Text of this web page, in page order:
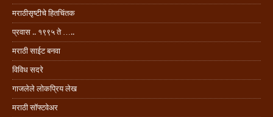
मराठीसृष्टीचे हितचिंतक
प्रवास .. १९९५ ते …..
मराठी साईट बनवा
विविध सदरे
गाजलेले लोकप्रिय लेख
मराठी सॉफ्टवेअर